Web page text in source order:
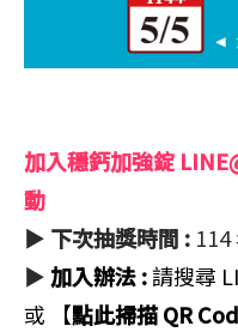
加入穩鈣加強錠
動
▶ 下次抽獎時間 : 114
▶加入辦法:請搜尋
或
【點此掃描 QR